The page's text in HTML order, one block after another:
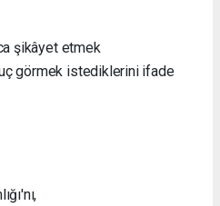
şikâyet etmek
görmek istediklerini ifade